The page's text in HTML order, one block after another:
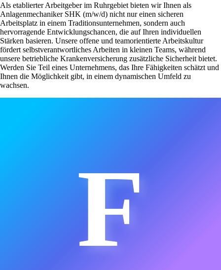
Als etablierter Arbeitgeber im Ruhrgebiet bieten wir Ihnen als
Anlagenmechaniker SHK (m/w/d) nicht nur einen sicheren
Arbeitsplatz in einem Traditionsunternehmen, sondern auch
hervorragende Entwicklungschancen, die auf Ihren individuellen
Stärken basieren. Unsere offene und teamorientierte Arbeitskultur
fördert selbstverantwortliches Arbeiten in kleinen Teams, während
unsere betriebliche Krankenversicherung zusätzliche Sicherheit bietet.
Werden Sie Teil eines Unternehmens, das Ihre Fähigkeiten schätzt und
Ihnen die Möglichkeit gibt, in einem dynamischen Umfeld zu
wachsen.
F